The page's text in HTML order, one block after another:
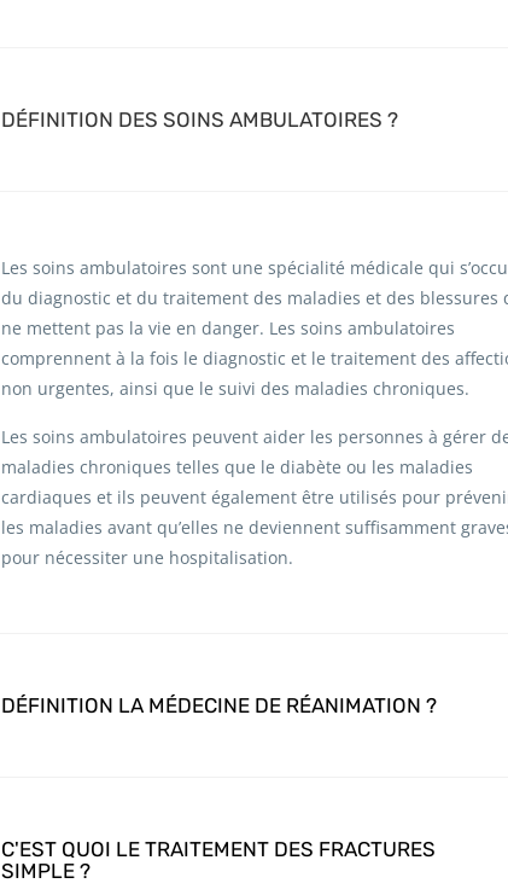
DÉFINITION DES SOINS AMBULATOIRES ?
Les soins ambulatoires sont une spécialité médicale qui
du diagnostic et du traitement des maladies et des blessures
ne mettent pas la vie en danger. Les soins ambulatoires
comprennent à la fois le diagnostic et le traitement des
non urgentes, ainsi que le suivi des maladies chroniques.
Les soins ambulatoires peuvent aider les personnes à gérer
maladies chroniques telles que le diabète ou les maladies
cardiaques et ils peuvent également être utilisés pour
les maladies avant qu’elles ne deviennent suffisamment
pour nécessiter une hospitalisation.
DÉFINITION LA MÉDECINE DE RÉANIMATION ?
C'EST QUOI LE TRAITEMENT DES FRACTURES
SIMPLE ?